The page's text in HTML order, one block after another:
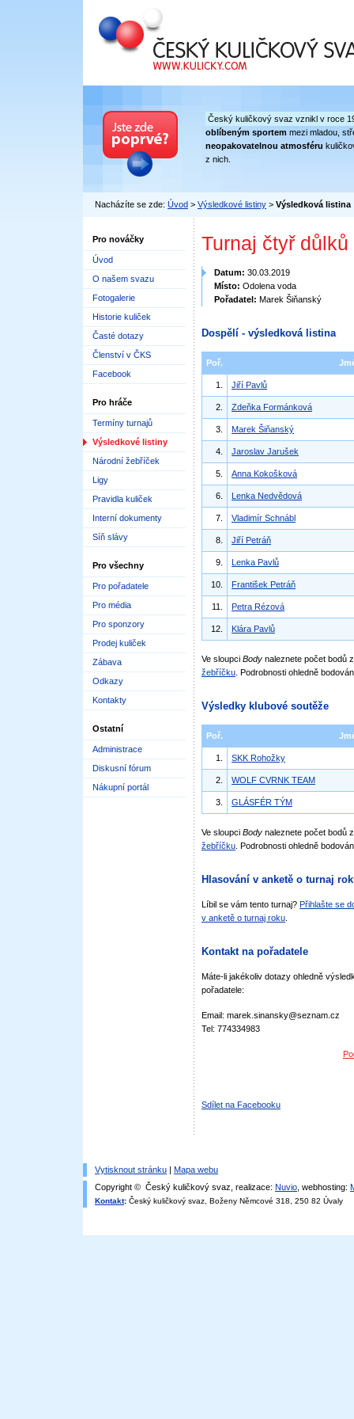
Český kuličkový svaz
Český kuličkový svaz vznikl v roce
oblíbeným sportem mezi mladou,
neopakovatelnou atmosféru
z nich.
Nacházíte se zde: Úvod > Výsledkové listiny > Výsledková listina
Pro nováčky
Úvod
O našem svazu
Fotogalerie
Historie kuliček
Časté dotazy
Členství v ČKS
Facebook
Pro hráče
Termíny turnajů
Výsledkové listiny
Národní žebříček
Ligy
Pravidla kuliček
Interní dokumenty
Síň slávy
Pro všechny
Pro pořadatele
Pro média
Pro sponzory
Prodej kuliček
Zábava
Odkazy
Kontakty
Ostatní
Administrace
Diskusní fórum
Nákupní portál
Turnaj čtyř
Datum: 30.03.2019
Místo: Odolena voda
Pořadatel: Marek Šiňanský
Dospělí - výsledková listina
Poř.
1. Jiří Pavlů
2. Zdeňka Formánková
3. Marek Šiňanský
4. Jaroslav Jarušek
5. Anna Kokošková
6. Lenka Nedvědová
7. Vladimír Schnábl
8. Jiří Petráň
9. Lenka Pavlů
10. František Petráň
11. Petra Rézová
12. Klára Pavlů
Ve sloupci Body naleznete počet bodů
žebříčku . Podrobnosti ohledně
Výsledky klubové soutěže
Poř.
1. SKK Rohožky
2. WOLF CVRNK TEAM
3. GLÁSFÉR TÝM
Ve sloupci Body naleznete počet bodů
žebříčku . Podrobnosti ohledně
Hlasování v anketě o turnaj
Líbil se vám tento turnaj? Přihlašte se
v anketě o turnaj roku
Kontakt na pořadatele
Máte-li jakékoliv dotazy ohledně
pořadatele:
Email: marek.sinansky@seznam.cz
Tel: 774334983
Sdílet na Facebooku
Vytisknout stránku | Mapa webu
Copyright © Český kuličkový svaz, realizace: Nuvio , webhosting:
Kontakt: Český kuličkový svaz, Boženy Němcové 318, 250 82 Úvaly